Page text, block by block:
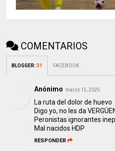
COMENTARIOS
BLOGGER:31 FACEBOOK
Anónimo marzo 15, 2025
La ruta del dolor de huevo
Digo yo, no les da
Peronistas ignorantes
Mal nacidos HDP
RESPONDER